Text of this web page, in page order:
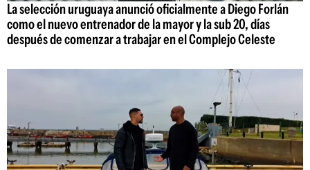
La selección uruguaya anunció oficialmente a Diego Forlán
como el nuevo entrenador de la mayor y la sub 20, días
después de comenzar a trabajar en el Complejo Celeste